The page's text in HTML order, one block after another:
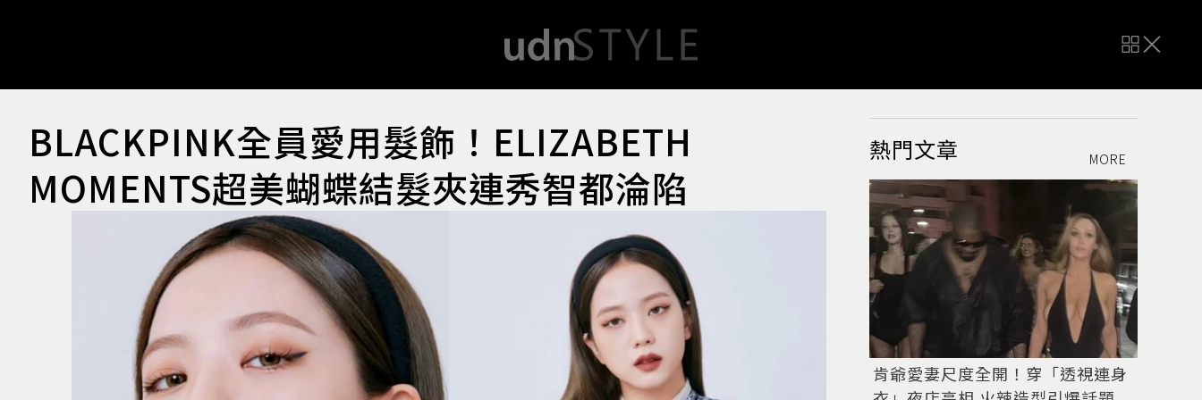
BLACKPINK全員愛用髮飾！ELIZABETH
MOMENTS超美蝴蝶結髮夾連秀智都淪陷
熱門文章 MORE
肯爺愛妻尺度全開！穿「透視連身